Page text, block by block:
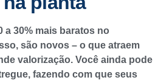
a 30% mais baratos no
são novos – o que atraem
valorização. Você ainda pode
fazendo com que seus